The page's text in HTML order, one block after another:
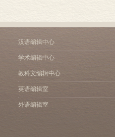
汉语编辑中心
学术编辑中心
教科文编辑中心
英语编辑室
外语编辑室